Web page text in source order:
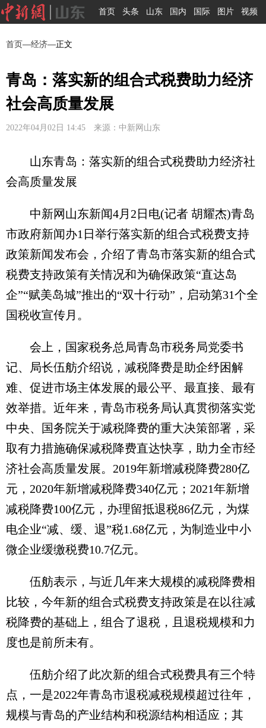
首页 头条 山东 国内 国际 图片 视频
首页—经济—正文
青岛：落实新的组合式税费助力经济
社会高质量发展
2022年04月02日 14:45 来源：中新网山东
山东青岛：落实新的组合式税费助力经济社
会高质量发展
中新网山东新闻4月2日电(记者 胡耀杰)青岛
市政府新闻办1日举行落实新的组合式税费支持
政策新闻发布会，介绍了青岛市落实新的组合式
税费支持政策有关情况和为确保政策“直达岛
企”“赋美岛城”推出的“双十行动”，启动第31个全
国税收宣传月。
会上，国家税务总局青岛市税务局党委书
记、局长伍舫介绍说，减税降费是助企纾困解
难、促进市场主体发展的最公平、最直接、最有
效举措。近年来，青岛市税务局认真贯彻落实党
中央、国务院关于减税降费的重大决策部署，采
取有力措施确保减税降费直达快享，助力全市经
济社会高质量发展。2019年新增减税降费280亿
元，2020年新增减税降费340亿元；2021年新增
减税降费100亿元，办理留抵退税86亿元，为煤
电企业“减、缓、退”税1.68亿元，为制造业中小
微企业缓缴税费10.7亿元。
伍舫表示，与近几年来大规模的减税降费相
比较，今年新的组合式税费支持政策是在以往减
税降费的基础上，组合了退税，且退税规模和力
度也是前所未有。
伍舫介绍了此次新的组合式税费具有三个特
点，一是2022年青岛市退税减税规模超过往年，
规模与青岛的产业结构和税源结构相适应；其